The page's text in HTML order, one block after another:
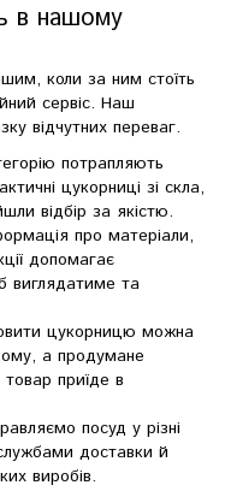
в нашому
коли за ним стоїть
сервіс. Наш
відчутних переваг.
потрапляють
цукорниці зі скла,
відбір за якістю.
про матеріали,
допомагає
виглядатиме та
цукорницю можна
а продумане
приїде в
посуд у різні
доставки й
виробів.